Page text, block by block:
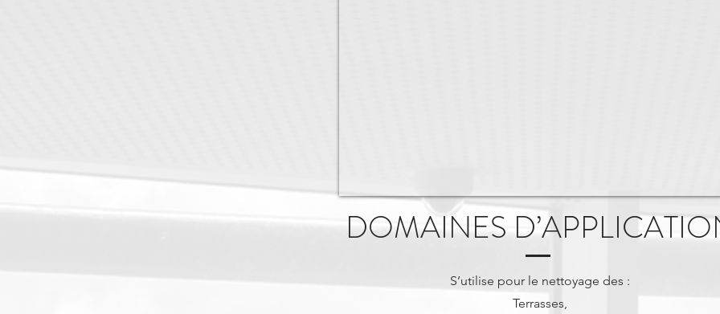
DOMAINES
S’utilise pour le nettoyage des :
Terrasses,